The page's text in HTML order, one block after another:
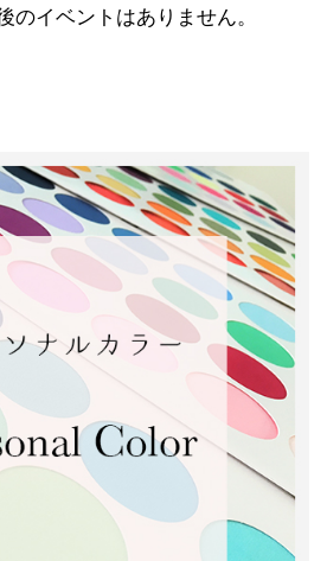
のイベントはありません。